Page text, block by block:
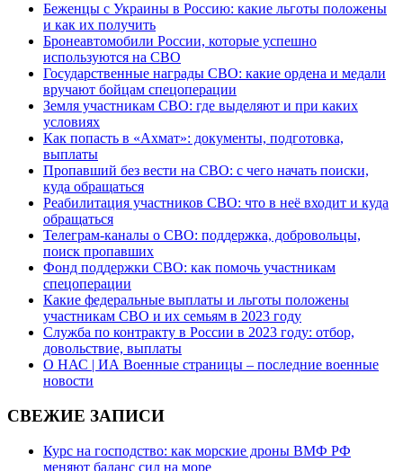
Беженцы с Украины в Россию: какие льготы положены
и как их получить
Бронеавтомобили России, которые успешно
используются на СВО
Государственные награды СВО: какие ордена и медали
вручают бойцам спецоперации
Земля участникам СВО: где выделяют и при каких
условиях
Как попасть в «Ахмат»: документы, подготовка,
выплаты
Пропавший без вести на СВО: с чего начать поиски,
куда обращаться
Реабилитация участников СВО: что в неё входит и куда
обращаться
Телеграм-каналы о СВО: поддержка, добровольцы,
поиск пропавших
Фонд поддержки СВО: как помочь участникам
спецоперации
Какие федеральные выплаты и льготы положены
участникам СВО и их семьям в 2023 году
Служба по контракту в России в 2023 году: отбор,
довольствие, выплаты
О НАС | ИА Военные страницы – последние военные
новости
СВЕЖИЕ ЗАПИСИ
Курс на господство: как морские дроны ВМФ РФ
меняют баланс сил на море